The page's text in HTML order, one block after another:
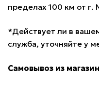
пределах 100 км от
*Действует ли в
служба, уточняйте у
Самовывоз из